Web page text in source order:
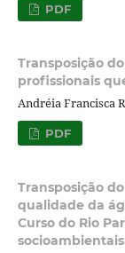
PDF
Transposição
profissionais
Andréia Francisca
PDF
Transposição
qualidade da
Curso do Rio
socioambientais